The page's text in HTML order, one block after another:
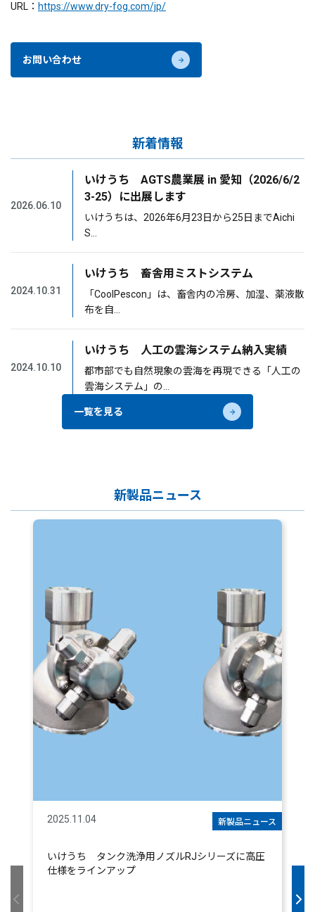
URL： https://www.dry-fog.com/jp/
お問い合わせ
新着情報
2026.06.10
いけうち AGTS農業展 in 愛知（2026/6/2
3-25）に出展します
いけうちは、2026年6月23日から25日までAichi
S…
2024.10.31
いけうち 畜舎用ミストシステム
「CoolPescon」は、畜舎内の冷房、加湿、薬液散
布を自…
2024.10.10
いけうち 人工の雲海システム納入実績
都市部でも自然現象の雲海を再現できる「人工の
雲海システム」の…
一覧を見る
新製品ニュース
2025.11.04 新製品ニュース
いけうち タンク洗浄用ノズルRJシリーズに高圧
仕様をラインアップ